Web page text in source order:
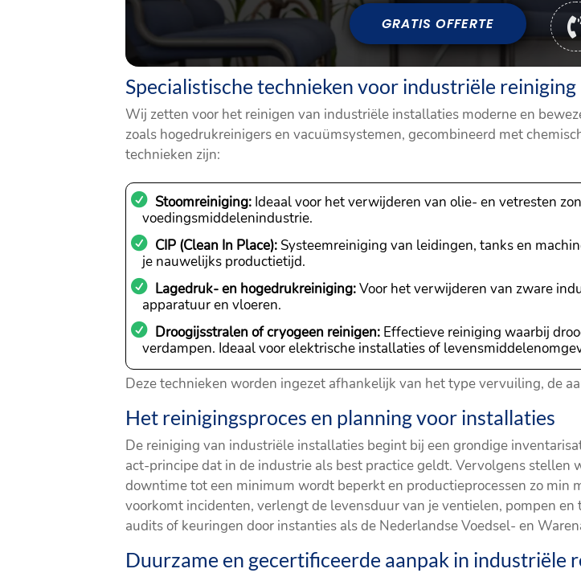
GRATIS OFFERTE
Specialistische technieken voor industriële reiniging
Wij zetten voor het reinigen van industriële installaties moderne en
zoals hogedrukreinigers en vacuümsystemen, gecombineerd met
technieken zijn:
Stoomreiniging: Ideaal voor het verwijderen van olie- en vetresten
voedingsmiddelenindustrie.
CIP (Clean In Place): Systeemreiniging van leidingen, tanks en
je nauwelijks productietijd.
Lagedruk- en hogedrukreiniging:Voor het verwijderen van zware
apparatuur en vloeren.
Droogijsstralen of cryogeen reinigen: Effectieve reiniging waarbij
verdampen. Ideaal voor elektrische installaties of
Deze technieken worden ingezet afhankelijk van het type vervuiling, de
Het reinigingsproces en planning voor installaties
De reiniging van industriële installaties begint bij een grondige
act-principe dat in de industrie als best practice geldt. Vervolgens stellen
downtime tot een minimum wordt beperkt en productieprocessen zo min
voorkomt incidenten, verlengt de levensduur van je ventielen, pompen
audits of keuringen door instanties als de Nederlandse Voedsel- en
Duurzame en gecertificeerde aanpak in industriële